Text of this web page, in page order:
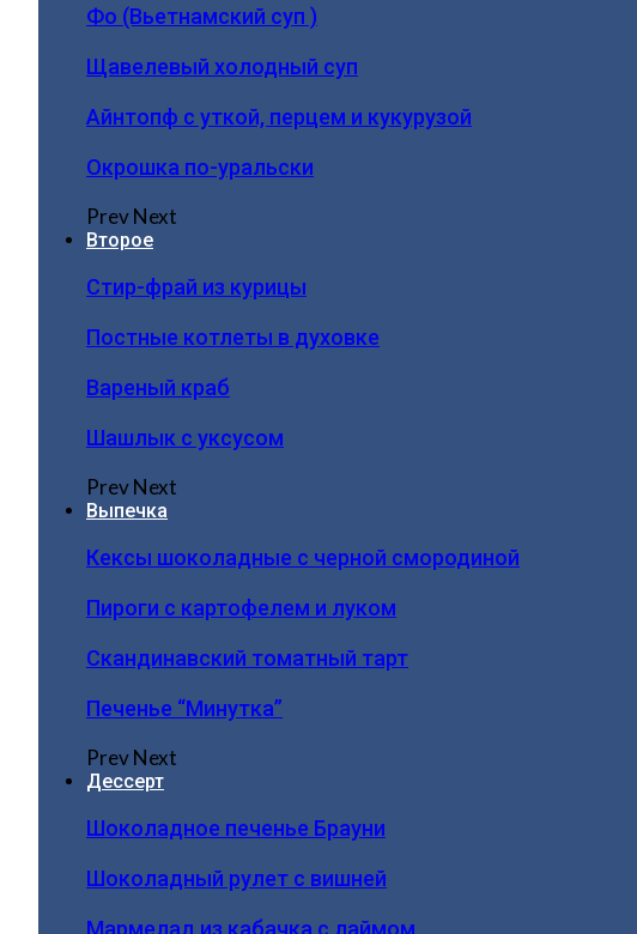
Фо (Вьетнамский суп )
Щавелевый холодный суп
Айнтопф с уткой, перцем и кукурузой
Окрошка по-уральски
PrevNext
Второе
Стир-фрай из курицы
Постные котлеты в духовке
Вареный краб
Шашлык с уксусом
PrevNext
Выпечка
Кексы шоколадные с черной смородиной
Пироги c картофелем и луком
Скандинавский томатный тарт
Печенье “Минутка”
PrevNext
Дессерт
Шоколадное печенье Брауни
Шоколадный рулет с вишней
Мармелад из кабачка с лаймом